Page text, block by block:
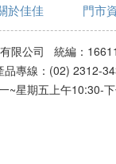
於佳佳 門市
限公司 統編：
專線：(02)
~星期五上午10:30-